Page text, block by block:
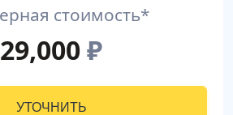
стоимость*
29,000₽
УТОЧНИТЬ